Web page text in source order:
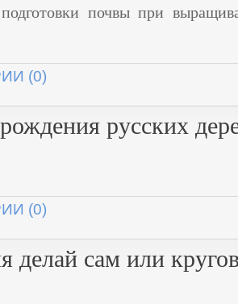
почвы при
(0)
русских
(0)
делай сам или